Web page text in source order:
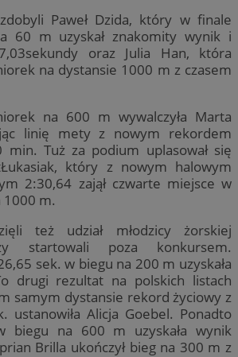
Paweł Dzida, który w finale
60 m uzyskał znakomity wynik i
oraz Julia Han, która
na dystansie 1000 m z czasem
na 600 m wywalczyła Marta
linię mety z nowym rekordem
min. Tuż za podium uplasował się
który z nowym halowym
2:30,64 zajął czwarte miejsce w
1000 m.
też udział młodzicy żorskiej
startowali poza konkursem.
sek. w biegu na 200 m uzyskała
drugi rezultat na polskich listach
samym dystansie rekord życiowy z
ustanowiła Alicja Goebel. Ponadto
biegu na 600 m uzyskała wynik
Brilla ukończył bieg na 300 m z